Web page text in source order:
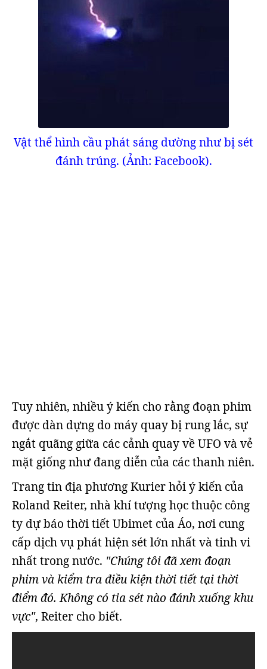
Vật thể hình cầu phát sáng dường như bị sét
đánh trúng. (Ảnh: Facebook).
Tuy nhiên, nhiều ý kiến cho rằng đoạn phim
được dàn dựng do máy quay bị rung lắc, sự
ngắt quãng giữa các cảnh quay về UFO và vẻ
mặt giống như đang diễn của các thanh niên.
Trang tin địa phương Kurier hỏi ý kiến của
Roland Reiter, nhà khí tượng học thuộc công
ty dự báo thời tiết Ubimet của Áo, nơi cung
cấp dịch vụ phát hiện sét lớn nhất và tinh vi
nhất trong nước. "Chúng tôi đã xem đoạn
phim và kiểm tra điều kiện thời tiết tại thời
điểm đó. Không có tia sét nào đánh xuống khu
vực", Reiter cho biết.